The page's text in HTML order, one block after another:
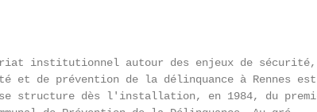
institutionnel autour des enjeux de
et de prévention de la délinquance à Rennes est
structure dès l'installation, en 1984, du